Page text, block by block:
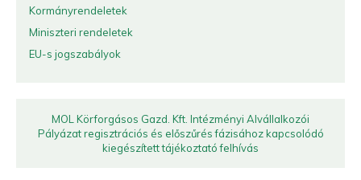
Kormányrendeletek
Miniszteri rendeletek
EU-s jogszabályok
MOL Körforgásos Gazd. Kft. Intézményi Alvállalkozói
Pályázat regisztrációs és előszűrés fázisához kapcsolódó
kiegészített tájékoztató felhívás